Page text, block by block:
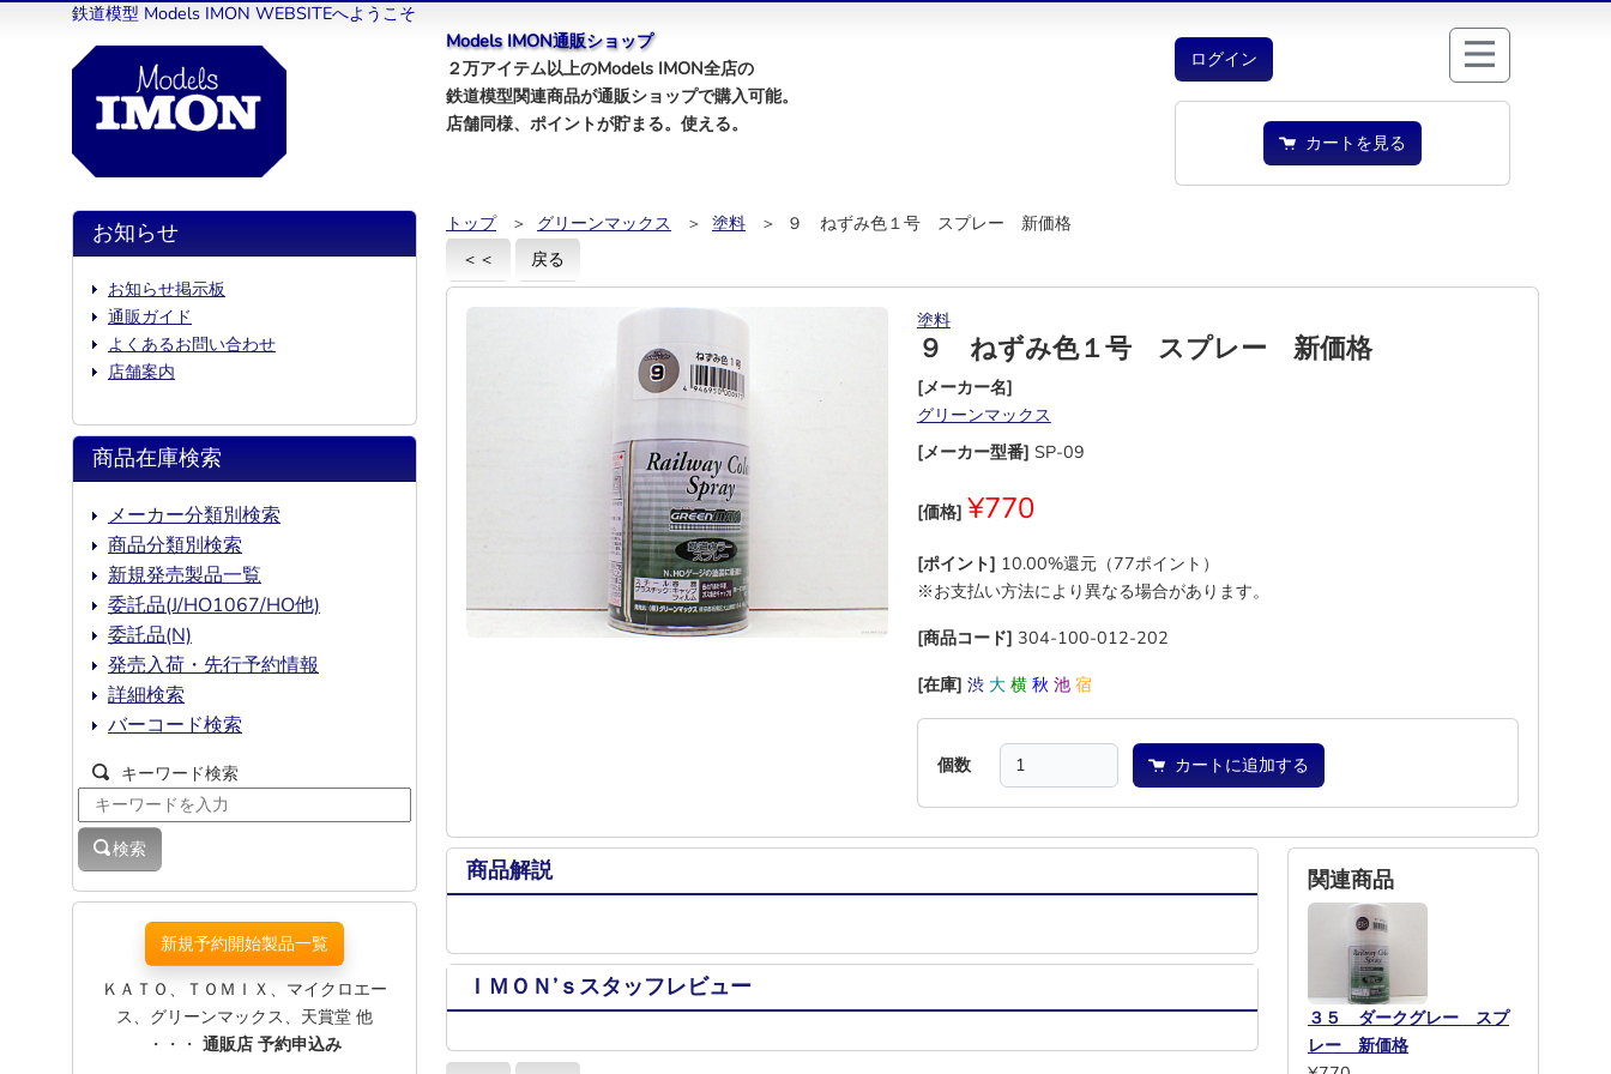
鉄道模型 Models IMON WEBSITEへようこそ
Models IMON通販ショップ
２万アイテム以上のModels IMON全店の
鉄道模型関連商品が通販ショップで購入可能。
店舗同様、ポイントが貯まる。使える。
ログイン
カートを見る
トップ ＞ グリーンマックス ＞ 塗料
＞ ９ ねずみ色１号 スプレー 新価格
＜＜
戻る
塗料
９ ねずみ色１号 スプレー 新価格
[メーカー名]
グリーンマックス
[メーカー型番] SP-09
[価格] ¥770
[ポイント] 10.00%還元（77ポイント）
※お支払い方法により異なる場合があります。
[商品コード] 304-100-012-202
[在庫] 渋 大 横 秋 池 宿
個数 カートに追加する
商品解説
ＩＭＯＮ’ｓスタッフレビュー
関連商品
３５ ダークグレー スプ
レー 新価格
お知らせ
お知らせ掲示板
通販ガイド
よくあるお問い合わせ
店舗案内
商品在庫検索
メーカー分類別検索
商品分類別検索
新規発売製品一覧
委託品(J/HO1067/HO他)
委託品(N)
発売入荷・先行予約情報
詳細検索
バーコード検索
キーワード検索
検索
新規予約開始製品一覧
ＫＡＴＯ、ＴＯＭＩＸ、マイクロエー
ス、グリーンマックス、天賞堂 他
・・・ 通販店 予約申込み